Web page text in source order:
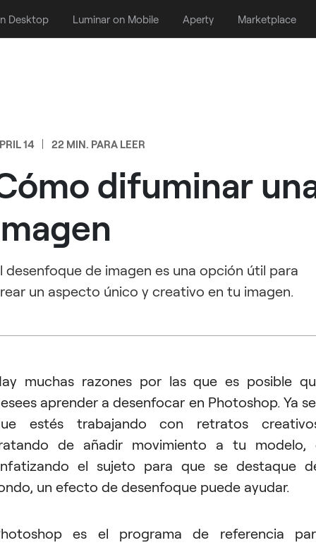
Desktop Luminar on Mobile Aperty Marketplace
14 22 MIN. PARA LEER
difuminar
desenfoque de imagen es una opción útil para
un aspecto único y creativo en tu imagen.
muchas razones por las que es posible
aprender a desenfocar en Photoshop. Ya
estés trabajando con retratos
de añadir movimiento a tu modelo,
el sujeto para que se destaque
un efecto de desenfoque puede ayudar.
es el programa de referencia